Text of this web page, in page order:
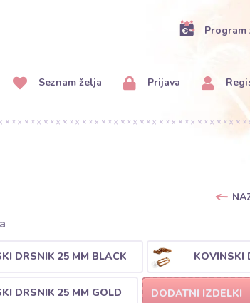
Program
Seznam želja Prijava
DRSNIK 25 MM BLACK KOVINSKI
DRSNIK 25 MM GOLD DODATNI IZDELKI